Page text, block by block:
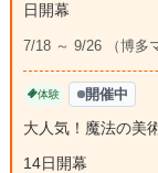
日開幕
7/18 ～ 9/26 （博多
体験 開催中
大人気！魔法の美
14日開幕